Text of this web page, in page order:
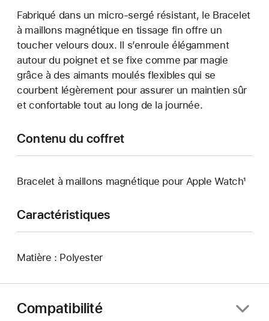
Fabriqué dans un micro-sergé résistant, le Bracelet
à maillons magnétique en tissage fin offre un
toucher velours doux. Il s’enroule élégamment
autour du poignet et se fixe comme par magie
grâce à des aimants moulés flexibles qui se
courbent légèrement pour assurer un maintien sûr
et confortable tout au long de la journée.
Contenu du coffret
Bracelet à maillons magnétique pour Apple Watch¹
Caractéristiques
Matière : Polyester
Compatibilité